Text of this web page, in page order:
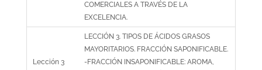
COMERCIALES A TRAVÉS DE LA
EXCELENCIA.
Lección 3
LECCIÓN 3. TIPOS DE ÁCIDOS GRASOS
MAYORITARIOS. FRACCIÓN SAPONIFICABLE.
-FRACCIÓN INSAPONIFICABLE: AROMA,